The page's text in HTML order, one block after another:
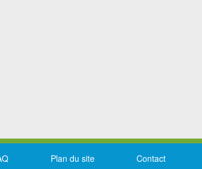
Plan du site Contact